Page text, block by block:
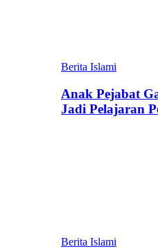
Berita Islami
Anak Pejabat
Jadi Pelajaran
Berita Islami